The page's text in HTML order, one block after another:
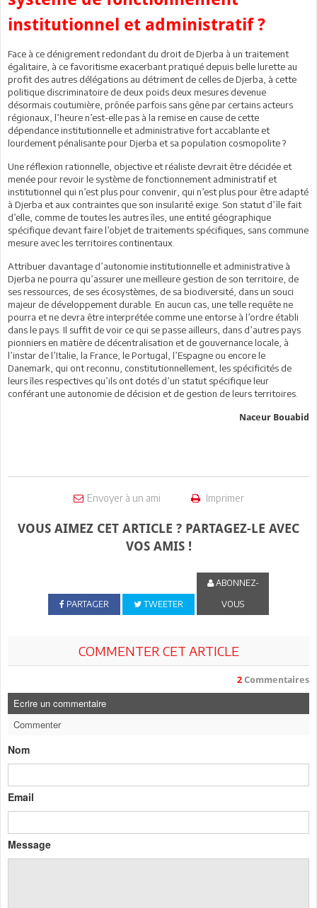
institutionnel et administratif ?
Face à ce dénigrement redondant du droit de Djerba à un traitement
égalitaire, à ce favoritisme exacerbant pratiqué depuis belle lurette au
profit des autres délégations au détriment de celles de Djerba, à cette
politique discriminatoire de deux poids deux mesures devenue
désormais coutumière, prônée parfois sans gêne par certains acteurs
régionaux, l’heure n’est-elle pas à la remise en cause de cette
dépendance institutionnelle et administrative fort accablante et
lourdement pénalisante pour Djerba et sa population cosmopolite ?
Une réflexion rationnelle, objective et réaliste devrait être décidée et
menée pour revoir le système de fonctionnement administratif et
institutionnel qui n’est plus pour convenir, qui n’est plus pour être adapté
à Djerba et aux contraintes que son insularité exige. Son statut d’île fait
d’elle, comme de toutes les autres îles, une entité géographique
spécifique devant faire l’objet de traitements spécifiques, sans commune
mesure avec les territoires continentaux.
Attribuer davantage d’autonomie institutionnelle et administrative à
Djerba ne pourra qu’assurer une meilleure gestion de son territoire, de
ses ressources, de ses écosystèmes, de sa biodiversité, dans un souci
majeur de développement durable. En aucun cas, une telle requête ne
pourra et ne devra être interprétée comme une entorse à l’ordre établi
dans le pays. Il suffit de voir ce qui se passe ailleurs, dans d’autres pays
pionniers en matière de décentralisation et de gouvernance locale, à
l’instar de l’Italie, la France, le Portugal, l’Espagne ou encore le
Danemark, qui ont reconnu, constitutionnellement, les spécificités de
leurs îles respectives qu’ils ont dotés d’un statut spécifique leur
conférant une autonomie de décision et de gestion de leurs territoires.
Naceur Bouabid
Envoyer à un ami Imprimer
VOUS AIMEZ CET ARTICLE ? PARTAGEZ-LE AVEC
VOS AMIS !
PARTAGER TWEETER
ABONNEZ-
VOUS
COMMENTER CET ARTICLE
2 Commentaires
Ecrire un commentaire
Commenter
Nom
Email
Message